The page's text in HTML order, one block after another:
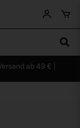
ab 49 € |